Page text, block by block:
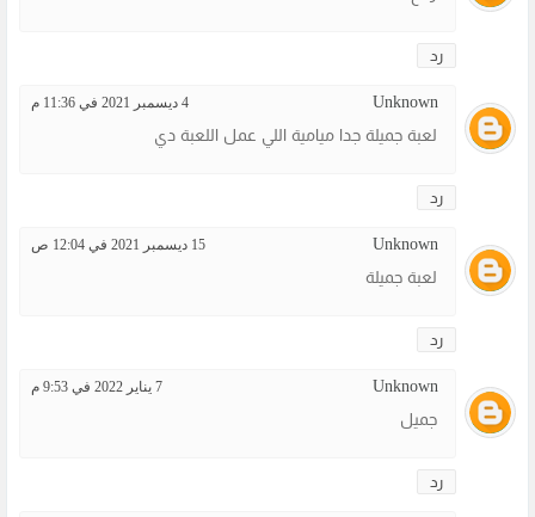
رد
Unknown 4 ديسمبر 2021 في 11:36 م
لعبة جميلة جدا ميامية اللي عمل اللعبة دي
رد
Unknown 15 ديسمبر 2021 في 12:04 ص
لعبة جميلة
رد
Unknown 7 يناير 2022 في 9:53 م
جميل
رد